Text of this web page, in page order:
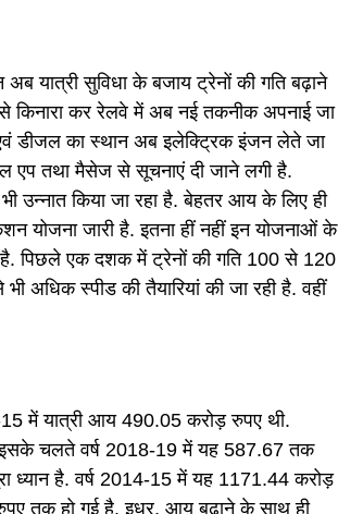
यात्री सुविधा के बजाय ट्रेनों की गति बढ़ाने
किनारा कर रेलवे में अब नई तकनीक अपनाई जा
डीजल का स्थान अब इलेक्ट्रिक इंजन लेते जा
एप तथा मैसेज से सूचनाएं दी जाने लगी है.
उन्नात किया जा रहा है. बेहतर आय के लिए ही
योजना जारी है. इतना हीं नहीं इन योजनाओं के
है. पिछले एक दशक में ट्रेनों की गति 100 से 120
अधिक स्पीड की तैयारियां की जा रही है. वहीं
में यात्री आय 490.05 करोड़ रुपए थी.
चलते वर्ष 2018-19 में यह 587.67 तक
ध्यान है. वर्ष 2014-15 में यह 1171.44 करोड़
तक हो गई है. इधर, आय बढ़ाने के साथ ही